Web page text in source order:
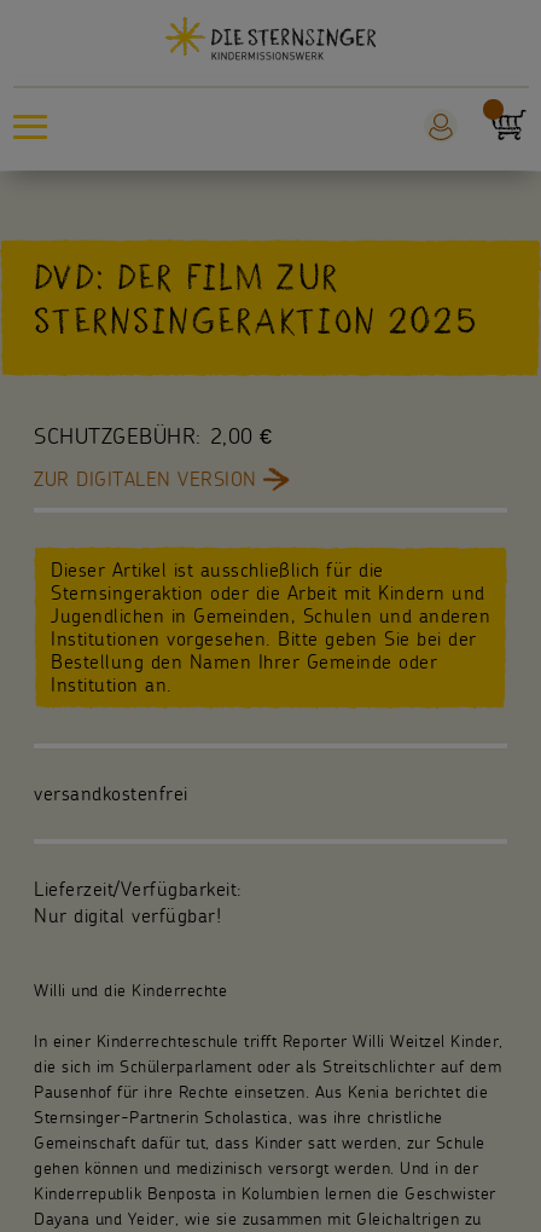
Sankt Martin
Weltmissionstag der Kinder
Für die Gemeinde
Fachpublikationen
Über uns
DVD: DER FILM ZUR
STERNSINGERAKTION 2025
Willi und die Kinderrechte
In einer Kinderrechteschule trifft Reporter Willi Weitzel Kinder,
die sich im Schülerparlament oder als Streitschlichter auf dem
Pausenhof für ihre Rechte einsetzen. Aus Kenia berichtet die
Sternsinger-Partnerin Scholastica, was ihre christliche
Gemeinschaft dafür tut, dass Kinder satt werden, zur Schule
gehen können und medizinisch versorgt werden. Und in der
Kinderrepublik Benposta in Kolumbien lernen die Geschwister
Dayana und Yeider, wie sie zusammen mit Gleichaltrigen zu
SCHUTZGEBÜHR: 2,00 €
ZUR DIGITALEN VERSION
Dieser Artikel ist ausschließlich für die
Sternsingeraktion oder die Arbeit mit Kindern und
Jugendlichen in Gemeinden, Schulen und anderen
Institutionen vorgesehen. Bitte geben Sie bei der
Bestellung den Namen Ihrer Gemeinde oder
Institution an.
versandkostenfrei
Lieferzeit/Verfügbarkeit:
Nur digital verfügbar!